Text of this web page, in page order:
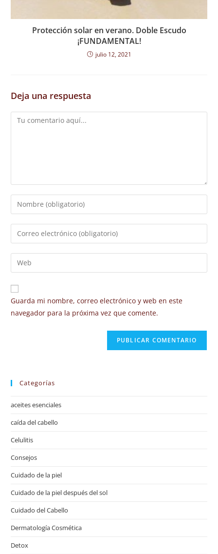
Protección solar en verano. Doble Escudo
¡FUNDAMENTAL!
julio 12, 2021
Deja una respuesta
Guarda mi nombre, correo electrónico y web en este
navegador para la próxima vez que comente.
Categorías
aceites esenciales
caída del cabello
Celulitis
Consejos
Cuidado de la piel
Cuidado de la piel después del sol
Cuidado del Cabello
Dermatología Cosmética
Detox